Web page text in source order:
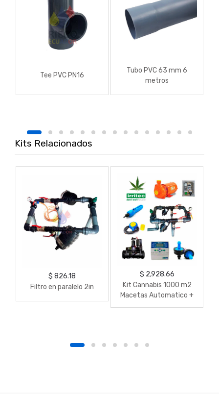
Tee PVC PN16
Tubo PVC 63 mm 6
metros
Kits Relacionados
$ 826.18
Filtro en paralelo 2in
$ 2,928.66
Kit Cannabis 1000 m2
Macetas Automatico +
Bomba Evans + Filtro Par